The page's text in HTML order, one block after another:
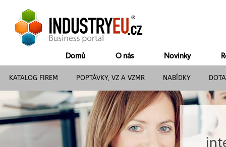
Domů O nás Novinky
KATALOG FIREM POPTÁVKY, VZ A VZMR NABÍDKY